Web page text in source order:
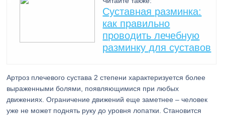
Суставная разминка:
как правильно
проводить лечебную
разминку для суставов
Артроз плечевого сустава 2 степени характеризуется более
выраженными болями, появляющимися при любых
движениях. Ограничение движений еще заметнее – человек
уже не может поднять руку до уровня лопатки. Становится